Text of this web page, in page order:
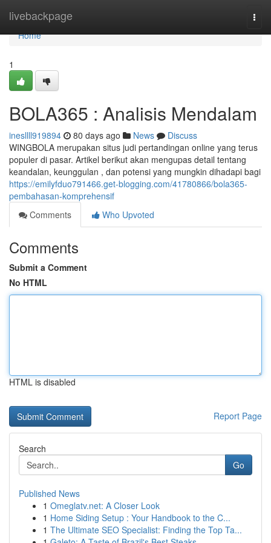
livebackpage
Home
Home
1
BOLA365 : Analisis Mendalam
inesllll919894 80 days ago News
Discuss
WINGBOLA merupakan situs judi pertandingan online yang terus
populer di pasar. Artikel berikut akan mengupas detail tentang
keandalan, keunggulan , dan potensi yang mungkin dihadapi bagi
https://emilyfduo791466.get-blogging.com/41780866/bola365-
pembahasan-komprehensif
Comments
Who Upvoted
Comments
Submit a Comment
No HTML
HTML is disabled
Report Page
Search
Go
Published News
1 Omeglatv.net: A Closer Look
1 Home Siding Setup : Your Handbook to the C...
1 The Ultimate SEO Specialist: Finding the Top Ta...